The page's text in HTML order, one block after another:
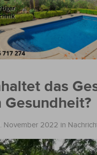
das
November 2022 in